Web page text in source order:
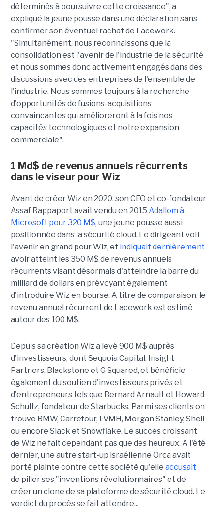
déterminés à poursuivre cette croissance", a
expliqué la jeune pousse dans une déclaration sans
confirmer son éventuel rachat de Lacework.
"Simultanément, nous reconnaissons que la
consolidation est l'avenir de l'industrie de la sécurité
et nous sommes donc activement engagés dans des
discussions avec des entreprises de l'ensemble de
l'industrie. Nous sommes toujours à la recherche
d'opportunités de fusions-acquisitions
convaincantes qui amélioreront à la fois nos
capacités technologiques et notre expansion
commerciale".
1 Md$ de revenus annuels récurrents
dans le viseur pour Wiz
Avant de créer Wiz en 2020, son CEO et co-fondateur
Assaf Rappaport avait vendu en 2015 Adallom à
Microsoft pour 320 M$, une jeune pousse aussi
positionnée dans la sécurité cloud. Le dirigeant voit
l'avenir en grand pour Wiz, et indiquait dernièrement
avoir atteint les 350 M$ de revenus annuels
récurrents visant désormais d'atteindre la barre du
milliard de dollars en prévoyant également
d'introduire Wiz en bourse. A titre de comparaison, le
revenu annuel récurrent de Lacework est estimé
autour des 100 M$.
Depuis sa création Wiz a levé 900 M$ auprès
d'investisseurs, dont Sequoia Capital, Insight
Partners, Blackstone et G Squared, et bénéficie
également du soutien d'investisseurs privés et
d'entrepreneurs tels que Bernard Arnault et Howard
Schultz, fondateur de Starbucks. Parmi ses clients on
trouve BMW, Carrefour, LVMH, Morgan Stanley, Shell
ou encore Slack et Snowflake. Le succès croissant
de Wiz ne fait cependant pas que des heureux. A l'été
dernier, une autre start-up israélienne Orca avait
porté plainte contre cette société qu'elle accusait
de piller ses "inventions révolutionnaires" et de
créer un clone de sa plateforme de sécurité cloud. Le
verdict du procès se fait attendre...